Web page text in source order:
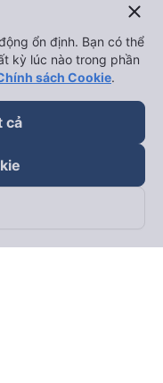
close
ổn định. Bạn có thể
kỳ lúc nào trong phần
sách Cookie.
cả